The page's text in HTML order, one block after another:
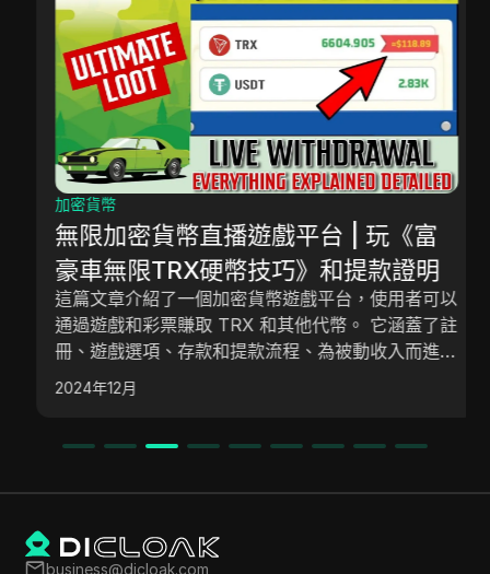
加密貨幣
無限加密貨幣直播遊戲平台 | 玩《富
豪車無限TRX硬幣技巧》和提款證明
這篇文章介紹了一個加密貨幣遊戲平台，使用者可以
通過遊戲和彩票賺取 TRX 和其他代幣。 它涵蓋了註
冊、遊戲選項、存款和提款流程、為被動收入而進行
的質押，以及用於額外收益的推薦系統。 該平台使
用者友好，適合初學者和經驗豐富的用戶，強調在參
2024年12月
business@dicloak.com